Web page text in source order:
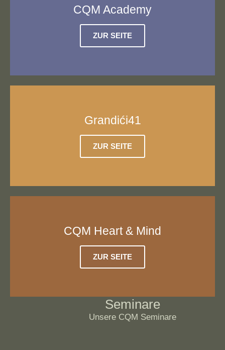
CQM Academy
ZUR SEITE
Grandići41
ZUR SEITE
CQM Heart & Mind
ZUR SEITE
Seminare
Unsere CQM Seminare